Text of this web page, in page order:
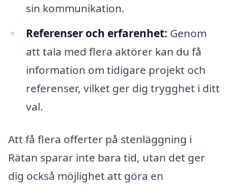
sin kommunikation.
Referenser och erfarenhet: Genom
att tala med flera aktörer kan du få
information om tidigare projekt och
referenser, vilket ger dig trygghet i ditt
val.
Att få flera offerter på stenläggning i
Rätan sparar inte bara tid, utan det ger
dig också möjlighet att göra en